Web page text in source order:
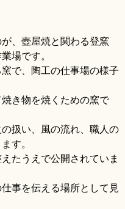
、壺屋焼と関わる登窯
場です。
で、陶工の仕事場の様子
き物を焼くための窯で
扱い、風の流れ、職人の
す。
たうえで公開されていま
事を伝える場所として見